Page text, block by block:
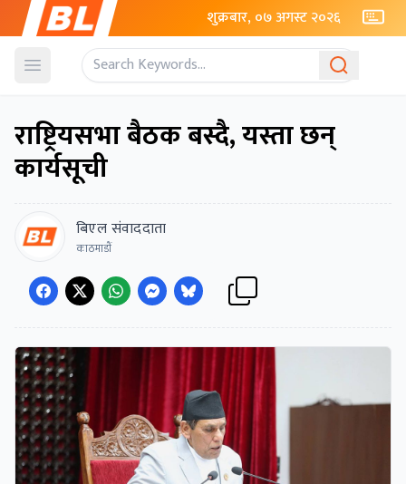
शुक्रबार, ०७ अगस्ट २०२६
Open menu
राष्ट्रियसभा बैठक बस्दै, यस्ता छन्
कार्यसूची
बिएल संवाददाता
काठमाडाैं